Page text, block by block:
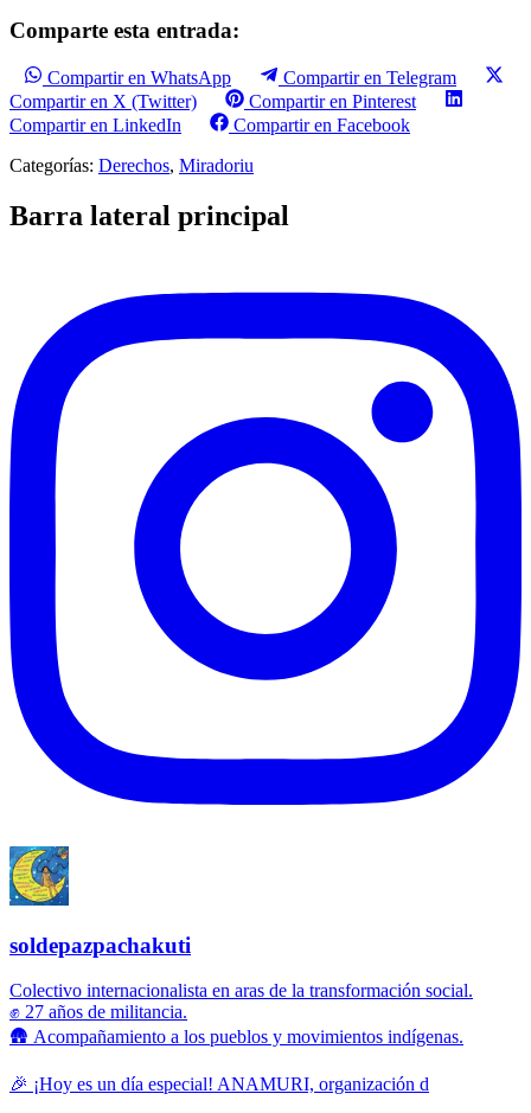
Comparte esta entrada:
Compartir en WhatsApp
Compartir en Telegram
Compartir en X (Twitter)
Compartir en Pinterest
Compartir en LinkedIn
Compartir en Facebook
Categorías: Derechos, Miradoriu
Barra lateral principal
soldepazpachakuti
Colectivo internacionalista en aras de la transformación social.
✊ 27 años de militancia.
🛖 Acompañamiento a los pueblos y movimientos indígenas.
🎉 ¡Hoy es un día especial! ANAMURI, organización d